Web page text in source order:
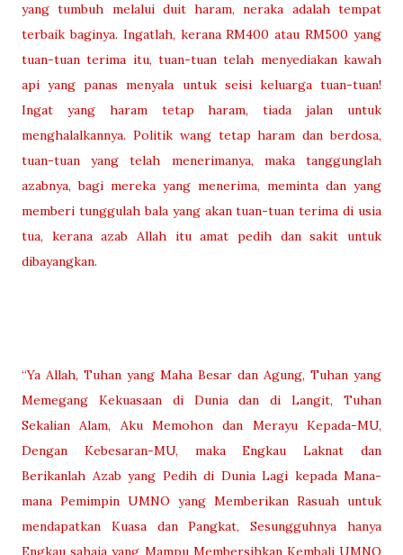
yang tumbuh melalui duit haram, neraka adalah tempat
terbaik baginya. Ingatlah, kerana RM400 atau RM500 yang
tuan-tuan terima itu, tuan-tuan telah menyediakan kawah
api yang panas menyala untuk seisi keluarga tuan-tuan!
Ingat yang haram tetap haram, tiada jalan untuk
menghalalkannya. Politik wang tetap haram dan berdosa,
tuan-tuan yang telah menerimanya, maka tanggunglah
azabnya, bagi mereka yang menerima, meminta dan yang
memberi tunggulah bala yang akan tuan-tuan terima di usia
tua, kerana azab Allah itu amat pedih dan sakit untuk
dibayangkan.
“Ya Allah, Tuhan yang Maha Besar dan Agung, Tuhan yang
Memegang Kekuasaan di Dunia dan di Langit, Tuhan
Sekalian Alam, Aku Memohon dan Merayu Kepada-MU,
Dengan Kebesaran-MU, maka Engkau Laknat dan
Berikanlah Azab yang Pedih di Dunia Lagi kepada Mana-
mana Pemimpin UMNO yang Memberikan Rasuah untuk
mendapatkan Kuasa dan Pangkat, Sesungguhnya hanya
Engkau sahaja yang Mampu Membersihkan Kembali UMNO